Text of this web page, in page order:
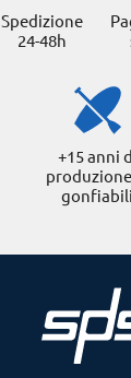
Spedizione
24-48h
+15 anni
gonfiabili